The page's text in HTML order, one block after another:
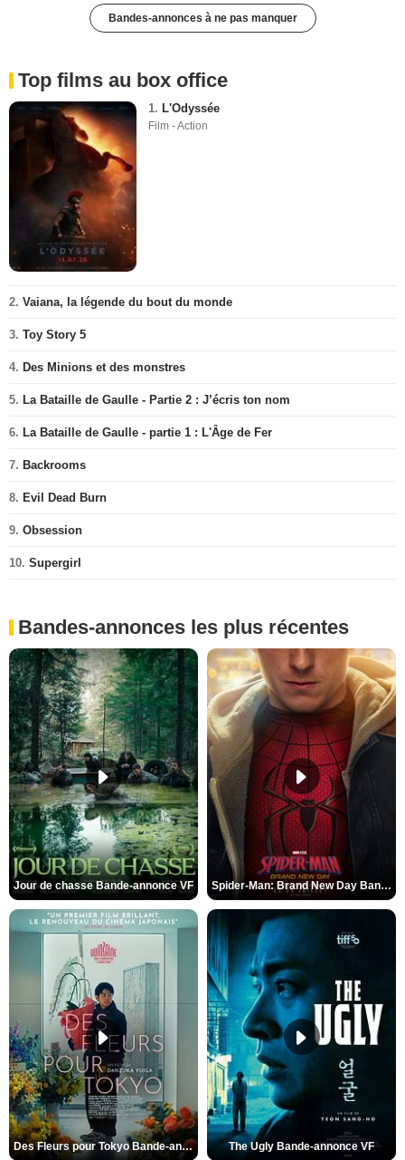
Bandes-annonces à ne pas manquer
Top films au box office
1. L'Odyssée
Film - Action
2. Vaiana, la légende du bout du monde
3. Toy Story 5
4. Des Minions et des monstres
5. La Bataille de Gaulle - Partie 2 : J’écris ton nom
6. La Bataille de Gaulle - partie 1 : L'Âge de Fer
7. Backrooms
8. Evil Dead Burn
9. Obsession
10. Supergirl
Bandes-annonces les plus récentes
Jour de chasse Bande-annonce VF Spider-Man: Brand New Day Bande-annonce (3) VO STFR
Des Fleurs pour Tokyo Bande-annonce VO STFR The Ugly Bande-annonce VF